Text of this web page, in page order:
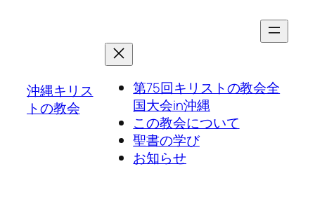
沖縄キリス
トの教会
第75回キリストの教会全
国大会in沖縄
この教会について
聖書の学び
お知らせ